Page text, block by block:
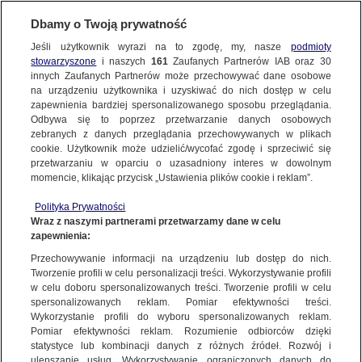
TVN24 | WYBORY PARLAMENTARNE 2023
Przewodniczący PKW: frekwencja, wielce prawdopodobnie, jest
największa w dziejach III RP
NAJNOWSZE
FAKTY
TVN24 GO
POLSKA
ŚWIAT
miasta:
WARSZAWA
Dzień dobry!
Jedno konto do wszystkich usług
Dbamy o Twoją prywatność
Jeśli użytkownik wyrazi na to zgodę, my, nasze podmioty
stowarzyszone i naszych 161Zaufanych Partnerów IAB oraz 30
innych Zaufanych Partnerów może przechowywać dane osobowe
na urządzeniu użytkownika i uzyskiwać do nich dostęp w celu
zapewnienia bardziej spersonalizowanego sposobu przeglądania.
Odbywa się to poprzez przetwarzanie danych osobowych
zebranych z danych przeglądania przechowywanych w plikach
cookie. Użytkownik może udzielić/wycofać zgodę i sprzeciwić się
przetwarzaniu w oparciu o uzasadniony interes w dowolnym
momencie, klikając przycisk „Ustawienia plików cookie i reklam”.
Polityka Prywatności
Wraz z naszymi partnerami przetwarzamy dane w celu
zapewnienia:
Przechowywanie informacji na urządzeniu lub dostęp do nich.
Tworzenie profili w celu personalizacji treści. Wykorzystywanie profili
w celu doboru spersonalizowanych treści. Tworzenie profili w celu
spersonalizowanych reklam. Pomiar efektywności treści.
Wykorzystanie profili do wyboru spersonalizowanych reklam.
Pomiar efektywności reklam. Rozumienie odbiorców dzięki
statystyce lub kombinacji danych z różnych źródeł. Rozwój i